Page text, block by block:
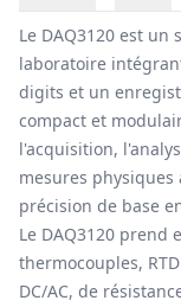
Généralités
Le DAQ3120 est
laboratoire
digits et un
compact et
l'acquisition,
mesures
précision de base
Le DAQ3120 prend
thermocouples,
DC/AC, de